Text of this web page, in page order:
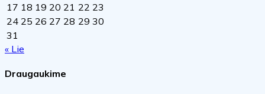
17 18 19 20 21 22 23
24 25 26 27 28 29 30
31
« Lie
Draugaukime